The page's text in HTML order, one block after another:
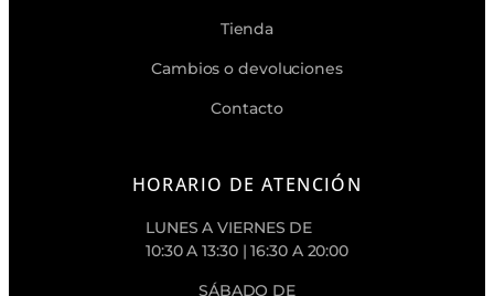
Tienda
Cambios o devoluciones
Contacto
HORARIO DE ATENCIÓN
LUNES A VIERNES DE
10:30 A 13:30 | 16:30 A 20:00
SÁBADO DE